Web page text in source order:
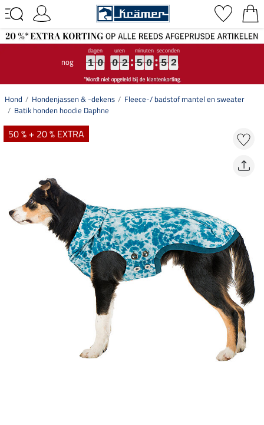
nog 1
1
1
1 0
0
0
0 0
0
0
0 2
2
2
2 5
5
5
5 0
0
0
0 5
5
5
5 2
2
2
2
Hond Hondenjassen & -dekens
Fleece-/ badstof mantel en sweater
Batik honden hoodie Daphne
50 % + 20 % EXTRA